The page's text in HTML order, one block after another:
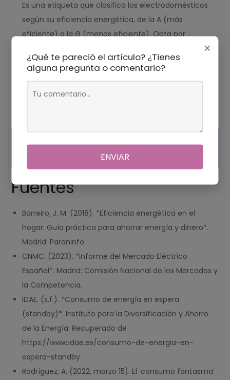
Es una etiqueta que clasifica los electrodomésticos
según su eficiencia energética, de la A (más
eficiente) a la G (menos eficiente). Opta por
¿Desconectar los cargadores cuando no se usan
Absolutamente. Los cargadores siguen consumiendo
QUEM NÃO PODE JEJUAR?
Fuentes
Barreiro, J. M. (2018). *Eficiencia energética en el
hogar: Guía práctica para ahorrar energía y dinero*.
Madrid: Paraninfo.
CNMC. (2023). *Informe del Mercado Eléctrico
Español*. Madrid: Comisión Nacional de los Mercados y
la Competencia.
IDAE. (s.f.). *Consumo de energía en espera
(standby)*. Instituto para la Diversificación y Ahorro
de la Energía. Recuperado de
https://www.idae.es/consumo-de-energia-en-
espera-standby
Rodríguez, A. (2022, marzo 15). El ‘consumo fantasma’
×
¿Qué te pareció el artículo? ¿Tienes
alguna pregunta o comentario?
ENVIAR